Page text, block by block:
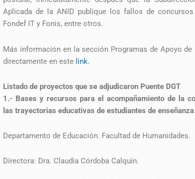
Aplicada de la ANID publique los fallos de
Fondef IT y Fonis, entre otros.
Más información en la sección Programas de Apoyo de
directamente en este link.
Listado de proyectos que se adjudicaron Puente DGT
1.- Bases y recursos para el acompañamiento de la
las trayectorias educativas de estudiantes de
Departamento de Educación. Facultad de Humanidades.
Directora: Dra. Claudia Córdoba Calquín.